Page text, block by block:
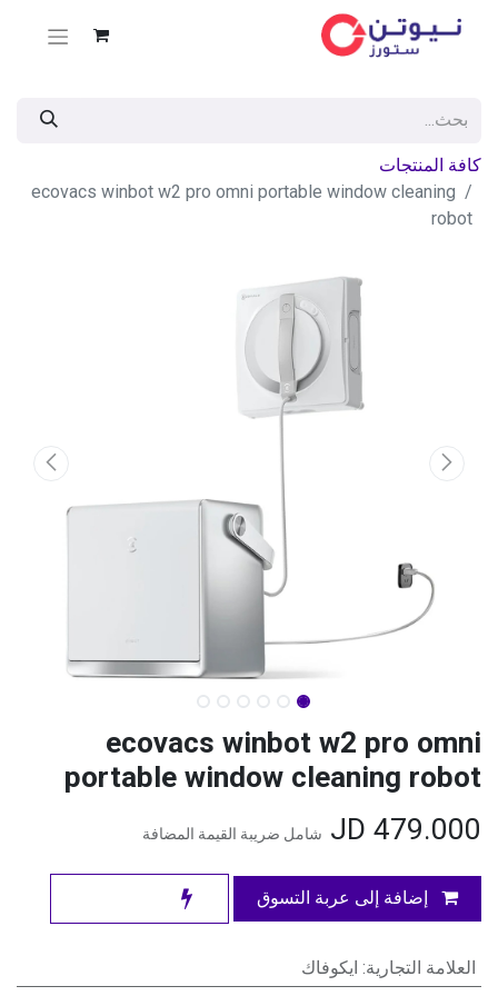
كافة المنتجات
ecovacs winbot w2 pro omni portable window cleaning
robot
ecovacs winbot w2 pro omni
portable window cleaning robot
479.000
شامل ضريبة القيمة المضافة
إضافة إلى عربة التسوق
العلامة التجارية: ايكوفاك